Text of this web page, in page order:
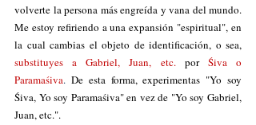
volverte la persona más engreída y vana del mundo.
Me estoy refiriendo a una expansión "espiritual", en
substituyes a Gabriel, Juan, etc.
por Śiva o
Paramaśiva. De esta forma, experimentas "Yo soy
Śiva, Yo soy Paramaśiva" en vez de "Yo soy Gabriel,
Juan, etc.".